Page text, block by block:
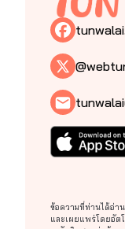
ข้อความที่ท่านได้อ่า
และเผยแพร่โดยอัต